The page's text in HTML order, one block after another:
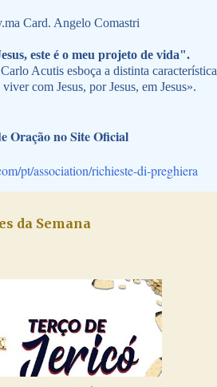
Card. Angelo Comastri
este é o meu projeto de vida".
Acutis esboça a distinta característica
com Jesus, por Jesus, em Jesus».
Oração no Site Oficial
pt/association/richieste-di-preghiera
da Semana